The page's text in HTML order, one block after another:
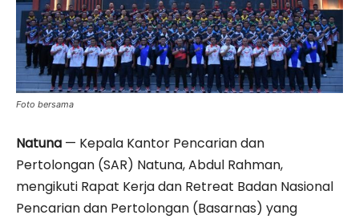
Foto bersama
Natuna — Kepala Kantor Pencarian dan
Pertolongan (SAR) Natuna, Abdul Rahman,
mengikuti Rapat Kerja dan Retreat Badan Nasional
Pencarian dan Pertolongan (Basarnas) yang